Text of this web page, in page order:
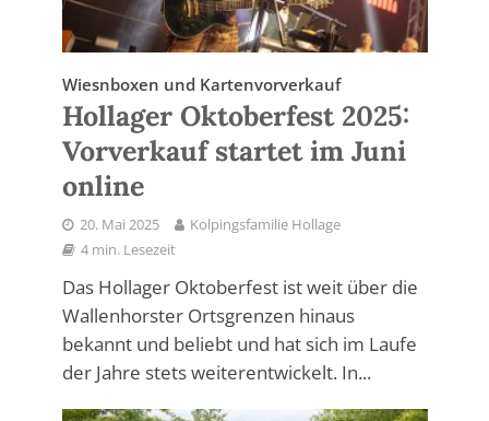
Wiesnboxen und Kartenvorverkauf
Hollager Oktoberfest 2025:
Vorverkauf startet im Juni
online
20. Mai 2025
Kolpingsfamilie Hollage
4 min. Lesezeit
Das Hollager Oktoberfest ist weit über die
Wallenhorster Ortsgrenzen hinaus
bekannt und beliebt und hat sich im Laufe
der Jahre stets weiterentwickelt. In...